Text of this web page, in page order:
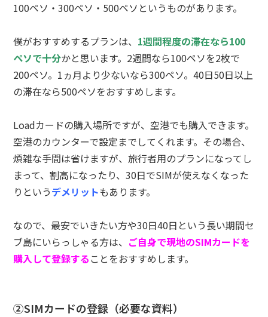
100ペソ・300ペソ・500ペソというものがあります。
僕がおすすめするプランは、 1週間程度の滞在なら100
ペソで十分かと思います。2週間なら100ペソを2枚で
200ペソ。1ヵ月より少ないなら300ペソ。40日50日以上
の滞在なら500ペソをおすすめします。
Loadカードの購入場所ですが、空港でも購入できます。
空港のカウンターで設定までしてくれます。その場合、
煩雑な手間は省けますが、旅行者用のプランになってし
まって、割高になったり、30日でSIMが使えなくなった
りというデメリットもあります。
なので、最安でいきたい方や30日40日という長い期間セ
ブ島にいらっしゃる方は、 ご自身で現地のSIMカードを
購入して登録する ことをおすすめします。
②SIMカードの登録（必要な資料）